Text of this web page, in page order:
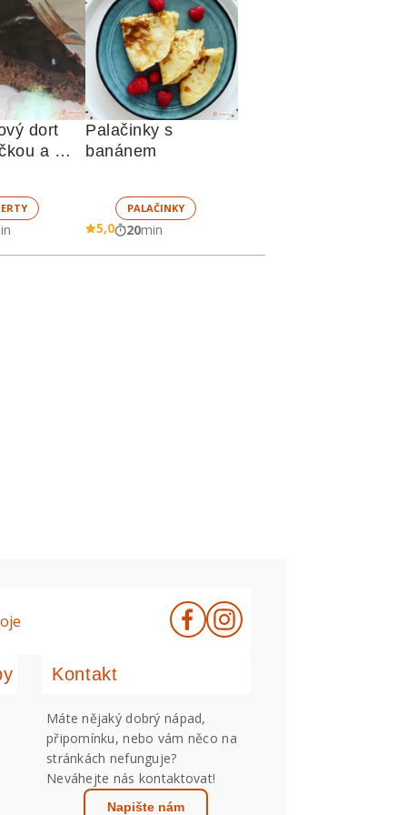
dort
a
Palačinky s
banánem
PALAČINKY
5,0 20min
Kontakt
Máte nějaký dobrý nápad,
připomínku, nebo vám něco na
stránkách nefunguje?
Neváhejte nás kontaktovat!
Napište nám